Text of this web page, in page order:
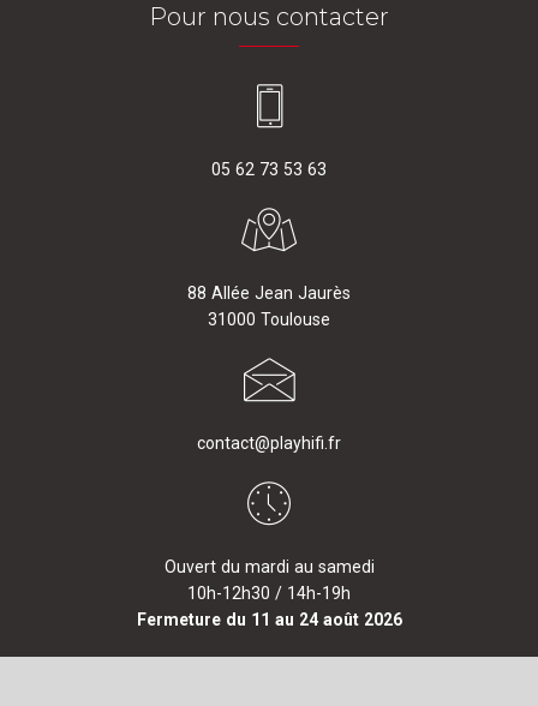
Pour nous contacter
05 62 73 53 63
88 Allée Jean Jaurès
31000 Toulouse
contact@playhifi.fr
Ouvert du mardi au samedi
10h-12h30 / 14h-19h
Fermeture du 11 au 24 août 2026